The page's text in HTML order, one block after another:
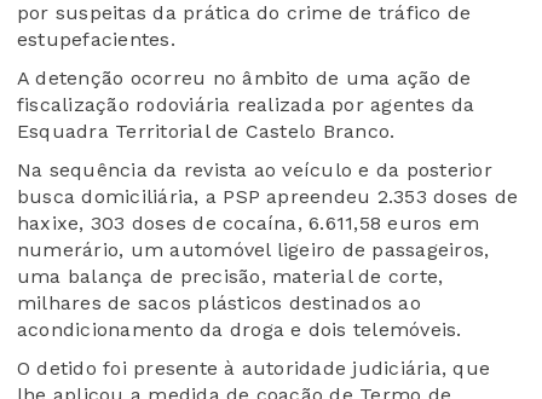
por suspeitas da prática do crime de tráfico de
estupefacientes.
A detenção ocorreu no âmbito de uma ação de
fiscalização rodoviária realizada por agentes da
Esquadra Territorial de Castelo Branco.
Na sequência da revista ao veículo e da posterior
busca domiciliária, a PSP apreendeu 2.353 doses de
haxixe, 303 doses de cocaína, 6.611,58 euros em
numerário, um automóvel ligeiro de passageiros,
uma balança de precisão, material de corte,
milhares de sacos plásticos destinados ao
acondicionamento da droga e dois telemóveis.
O detido foi presente à autoridade judiciária, que